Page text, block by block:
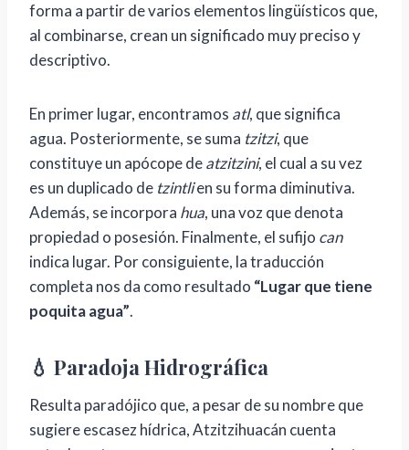
forma a partir de varios elementos lingüísticos que,
al combinarse, crean un significado muy preciso y
descriptivo.
En primer lugar, encontramos atl, que significa
agua. Posteriormente, se suma tzitzi, que
constituye un apócope deatzitzini, el cual a su vez
es un duplicado de tzintlien su forma diminutiva.
Además, se incorpora hua, una voz que denota
propiedad o posesión. Finalmente, el sufijo can
indica lugar. Por consiguiente, la traducción
completa nos da como resultado “Lugar que tiene
poquita agua”.
💧 Paradoja Hidrográfica
Resulta paradójico que, a pesar de su nombre que
sugiere escasez hídrica, Atzitzihuacán cuenta